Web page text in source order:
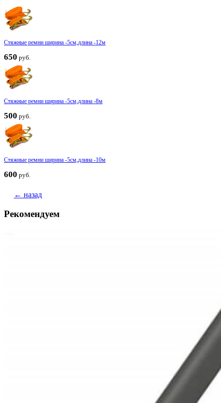
Стяжные ремни ширина -5см,длина -12м
650 руб.
Стяжные ремни ширина -5см,длина -8м
500 руб.
Стяжные ремни ширина -5см,длина -10м
600 руб.
← назад
Рекомендуем